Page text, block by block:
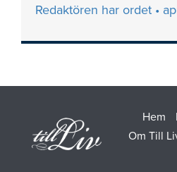
Redaktören har ordet •
Hem
Om Till